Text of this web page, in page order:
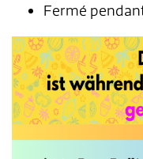
Fermé